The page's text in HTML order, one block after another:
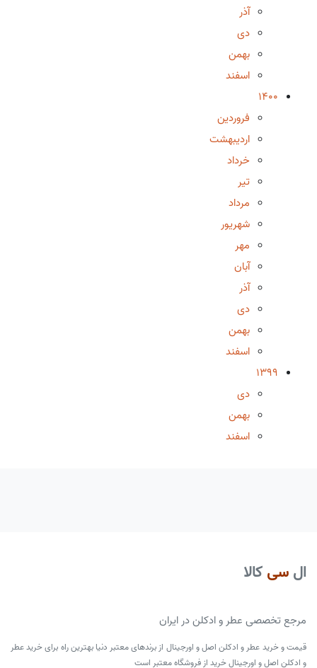
آذر
دی
بهمن
اسفند
1400
فروردین
اردیبهشت
خرداد
تیر
مرداد
شهریور
مهر
آبان
آذر
دی
بهمن
اسفند
1399
دی
بهمن
اسفند
ال سی کالا
مرجع تخصصی عطر و ادکلن در ایران
قیمت و خرید عطر و ادکلن اصل و اورجینال از برندهای معتبر دنیا بهترین راه برای خرید عطر
و ادکلن اصل و اورجینال خرید از فروشگاه معتبر است